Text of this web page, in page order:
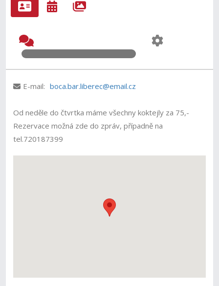
E-mail: boca.bar.liberec@email.cz
Od neděle do čtvrtka máme všechny koktejly za 75,-
Rezervace možná zde do zpráv, případně na
tel.720187399